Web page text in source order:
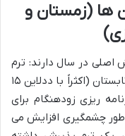
ها (زمستان و
اصلی در سال دارند: ترم
زمستان (اکثراً با ددلاین ۱۵ جولای) و ترم تابستان (اکثراً با ددلاین ۱۵
ریزی زودهنگام برای
چشمگیری افزایش می